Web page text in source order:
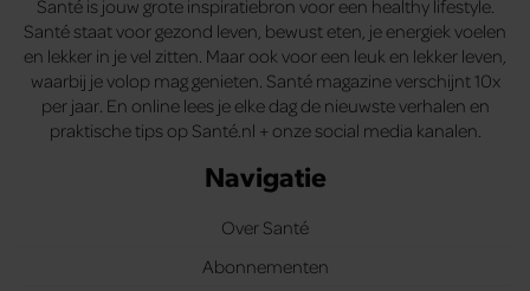
Santé is jouw grote inspiratiebron voor een healthy lifestyle.
Santé staat voor gezond leven, bewust eten, je energiek voelen
en lekker in je vel zitten. Maar ook voor een leuk en lekker leven,
waarbij je volop mag genieten. Santé magazine verschijnt 10x
per jaar. En online lees je elke dag de nieuwste verhalen en
praktische tips op Santé.nl + onze social media kanalen.
Navigatie
Over Santé
Abonnementen